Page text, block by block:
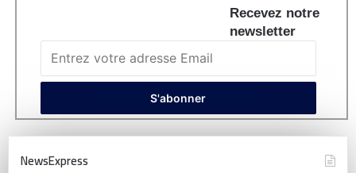
Recevez notre
newsletter
NewsExpress